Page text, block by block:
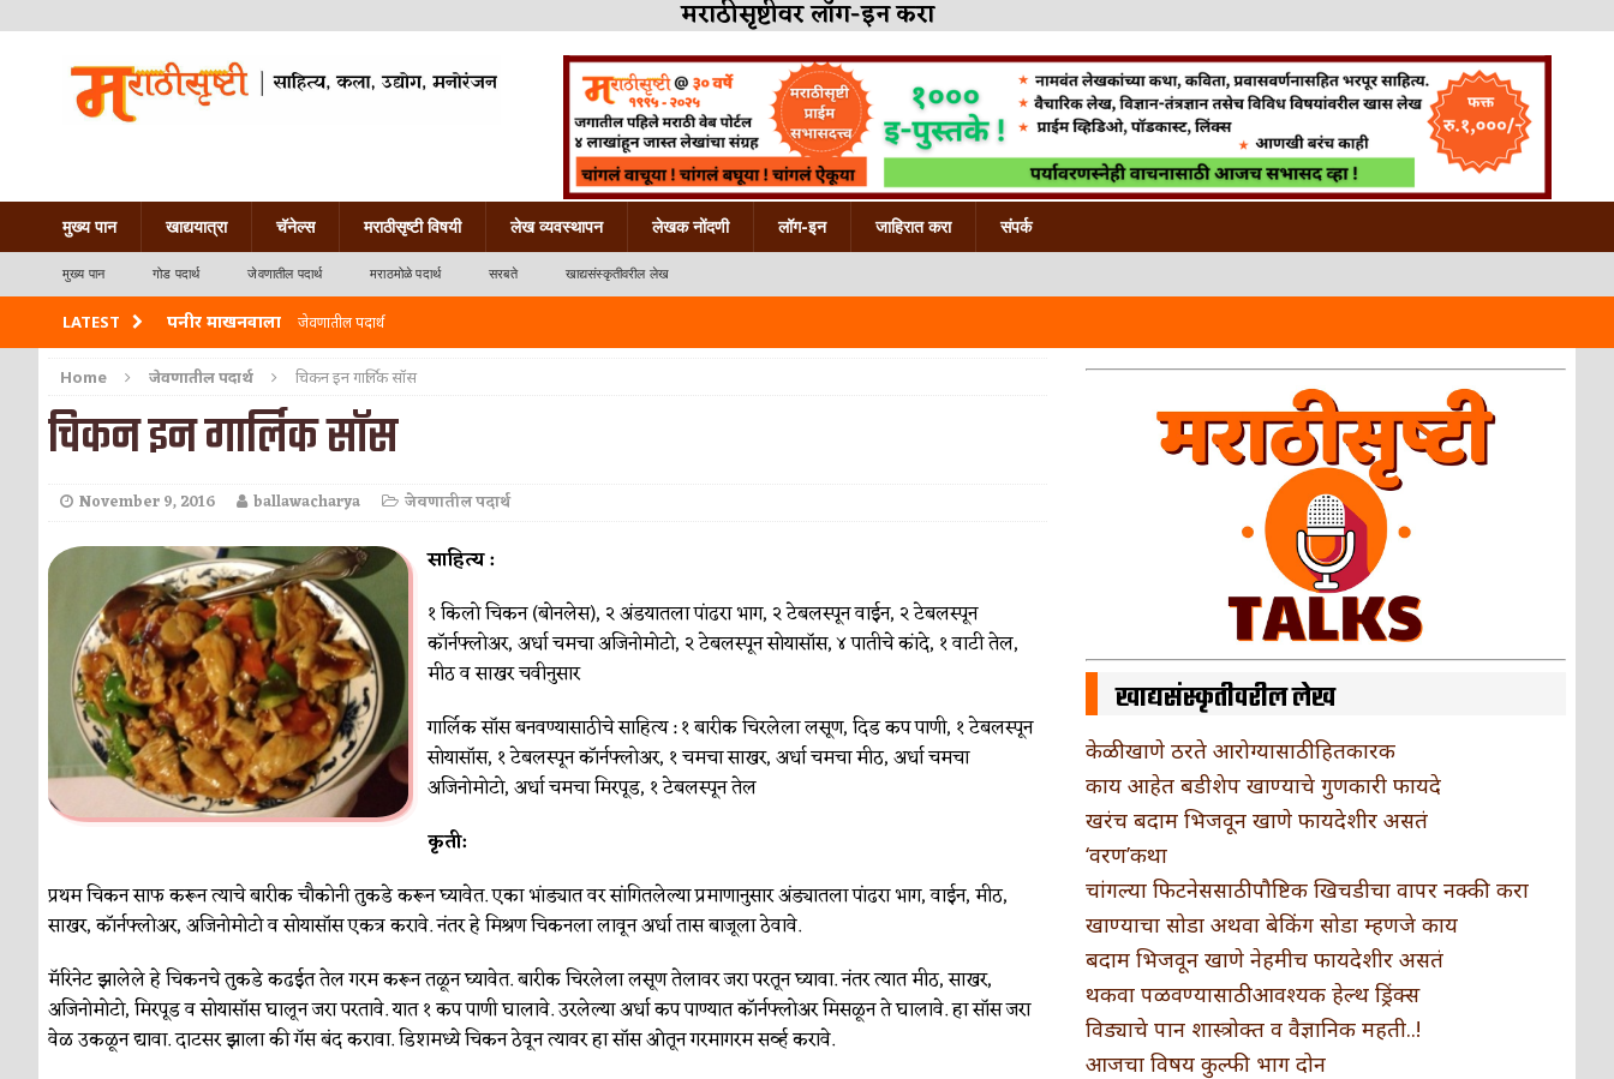
मराठीसृष्टीवर लॉग-इन करा
मुख्य पान खाद्ययात्रा चॅनेल्स मराठीसृष्टी विषयी लेख व्यवस्थापन लेखक नोंदणी लॉग-इन जाहिरात करा संपर्क
मुख्य पान गोड पदार्थ जेवणातील पदार्थ मराठमोळे पदार्थ सरबते खाद्यसंस्कृतीवरील लेख
LATEST पनीर माखनवाला जेवणातील पदार्थ
पावभाजी जेवणातील पदार्थ
इडली नाश्त्याचे पदार्थ
Home जेवणातील पदार्थ चिकन इन गार्लिक सॉस
चिकन इन गार्लिक सॉस
November 9, 2016 ballawacharya जेवणातील पदार्थ
साहित्य :
१ किलो चिकन (बोनलेस), २ अंडयातला पांढरा भाग, २ टेबलस्पून वाईन, २ टेबलस्पून
कॉर्नफ्लोअर, अर्धा चमचा अजिनोमोटो, २ टेबलस्पून सोयासॉस, ४ पातीचे कांदे, १ वाटी तेल,
मीठ व साखर चवीनुसार
गार्लिक सॉस बनवण्यासाठीचे साहित्य : १ बारीक चिरलेला लसूण, दिड कप पाणी, १ टेबलस्पून
सोयासॉस, १ टेबलस्पून कॉर्नफ्लोअर, १ चमचा साखर, अर्धा चमचा मीठ, अर्धा चमचा
अजिनोमोटो, अर्धा चमचा मिरपूड, १ टेबलस्पून तेल
कृती:
प्रथम चिकन साफ करून त्याचे बारीक चौकोनी तुकडे करून घ्यावेत. एका भांड्यात वर सांगितलेल्या प्रमाणानुसार अंड्यातला पांढरा भाग, वाईन, मीठ,
साखर, कॉर्नफ्लोअर, अजिनोमोटो व सोयासॉस एकत्र करावे. नंतर हे मिश्रण चिकनला लावून अर्धा तास बाजूला ठेवावे.
मॅरिनेट झालेले हे चिकनचे तुकडे कढईत तेल गरम करून तळून घ्यावेत. बारीक चिरलेला लसूण तेलावर जरा परतून घ्यावा. नंतर त्यात मीठ, साखर,
अजिनोमोटो, मिरपूड व सोयासॉस घालून जरा परतावे. यात १ कप पाणी घालावे. उरलेल्या अर्धा कप पाण्यात कॉर्नफ्लोअर मिसळून ते घालावे. हा सॉस जरा
वेळ उकळून द्यावा. दाटसर झाला की गॅस बंद करावा. डिशमध्ये चिकन ठेवून त्यावर हा सॉस ओतून गरमागरम सर्व्ह करावे.
खाद्यसंस्कृतीवरील लेख
केळी खाणे ठरते आरोग्यासाठी हितकारक
काय आहेत बडीशेप खाण्याचे गुणकारी फायदे
खरंच बदाम भिजवून खाणे फायदेशीर असतं
‘वरण’कथा
चांगल्या फिटनेससाठी पौष्टिक खिचडीचा वापर नक्की करा
खाण्याचा सोडा अथवा बेकिंग सोडा म्हणजे काय
बदाम भिजवून खाणे नेहमीच फायदेशीर असतं
थकवा पळवण्यासाठी आवश्यक हेल्थ ड्रिंक्स
विड्याचे पान शास्त्रोक्त व वैज्ञानिक महती..!
आजचा विषय कुल्फी भाग दोन